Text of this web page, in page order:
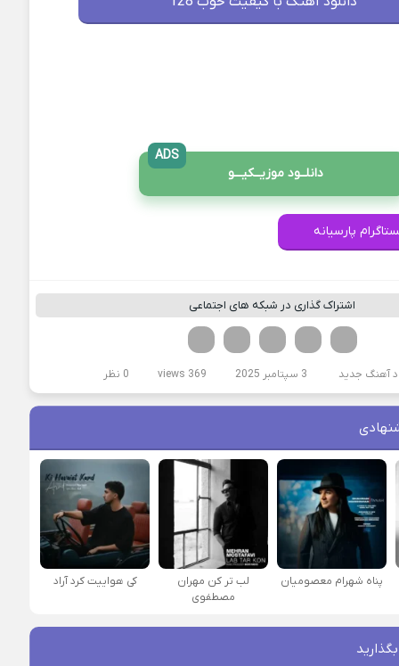
دانلــود موزیــکیـــو
ADS
پارسیانه
اشتراک گذاری در شبکه های اجتماعی
لینکدین تویتر
فیسوک
آهنگ جدید 3 سپتامبر 2025 369 views 0 نظر
پناه شهرام معصومیان
لب تر کن مهران
مصطفوی
کی هواییت کرد آراد